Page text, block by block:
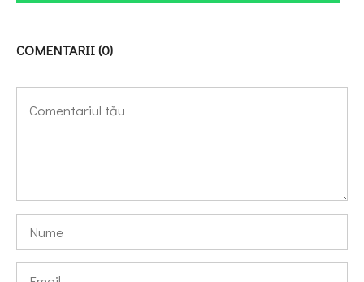
COMENTARII (0)